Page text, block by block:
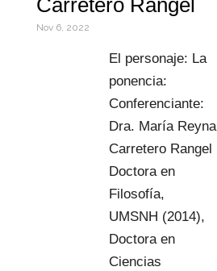
s
r
s
s
a
t
r
Carretero Rangel
Nov 6, 2022
El personaje: La
ponencia:
Conferenciante:
Dra. María Reyna
Carretero Rangel
Doctora en
Filosofía,
UMSNH (2014),
Doctora en
Ciencias